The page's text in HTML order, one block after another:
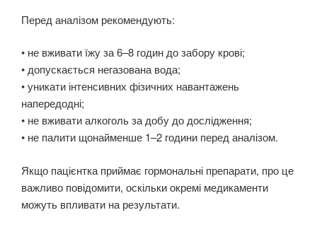
Перед аналізом рекомендують:
• не вживати їжу за 6–8 годин до забору крові;
• допускається негазована вода;
• уникати інтенсивних фізичних навантажень
напередодні;
• не вживати алкоголь за добу до дослідження;
• не палити щонайменше 1–2 години перед аналізом.
Якщо пацієнтка приймає гормональні препарати, про це
важливо повідомити, оскільки окремі медикаменти
можуть впливати на результати.